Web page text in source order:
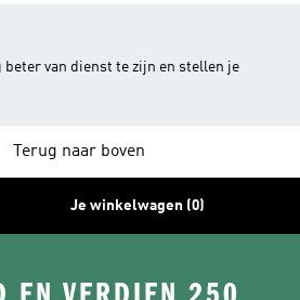
beter van dienst te zijn en stellen je
Terug naar boven
Je winkelwagen (0)